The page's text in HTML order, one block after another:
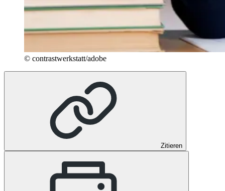
© contrastwerkstatt/adobe
Zitieren